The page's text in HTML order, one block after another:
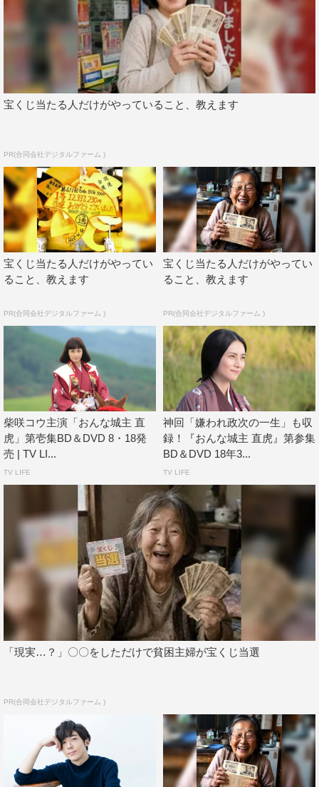
くだろうと思います。
史実は史実ですが、史実がすべて真実と云えるのか、僕に
は疑問です。作り話では心が動かないわけではない、と僕
は思います。
心が動いたことが本当であって、真実だと思います。
どうか政次の一生を、確かに共に生きた直虎や直親、井伊
感じていただければと思います。
「おんな城主 直虎」完全版 第壱集 ブルーレイBOX＆
DVD-BOX
好評発売中
ブルーレイ／DVD
価格：各￥12,900＋税
＜特典映像＞
出演者インタビュー（柴咲コウ／三浦春馬／高橋一生）
直虎スペシャルトーク ロングバージョン
・柴咲コウ×貫地谷しほり×山口紗弥加／三浦春馬×高橋一
生×ムロツヨシ
スペシャルムービー
・「おんな城主 直虎」ライブ編／「おんな城主 直虎」女
2分プレマップ
ノンクレジットタイトルバック
直虎の花が咲く！タイトル映像ができるまで
＜封入特典＞
特製ブックレット
＜初回限定封入特典＞
オリジナルポストカードスタンド＆ポストカードセット
「おんな城主 直虎」完全版 第弐集 ブルーレイBOX＆
DVD-BOX
12月20日（水）発売
＜ブルーレイ／DVD＞
価格：各￥21,500＋税
宝くじ当たる人だけがやっていること、教えます
PR(合同会社デジタルファーム )
宝くじ当たる人だけがやってい
ること、教えます
PR(合同会社デジタルファーム )
宝くじ当たる人だけがやってい
ること、教えます
PR(合同会社デジタルファーム )
柴咲コウ主演「おんな城主 直
虎」第壱集BD＆DVD 8・18発
売 | TV LI...
TV LIFE
神回「嫌われ政次の一生」も収
録！『おんな城主 直虎』第参集
BD＆DVD 18年3...
TV LIFE
「現実…？」〇〇をしただけで貧困主婦が宝くじ当選
PR(合同会社デジタルファーム )